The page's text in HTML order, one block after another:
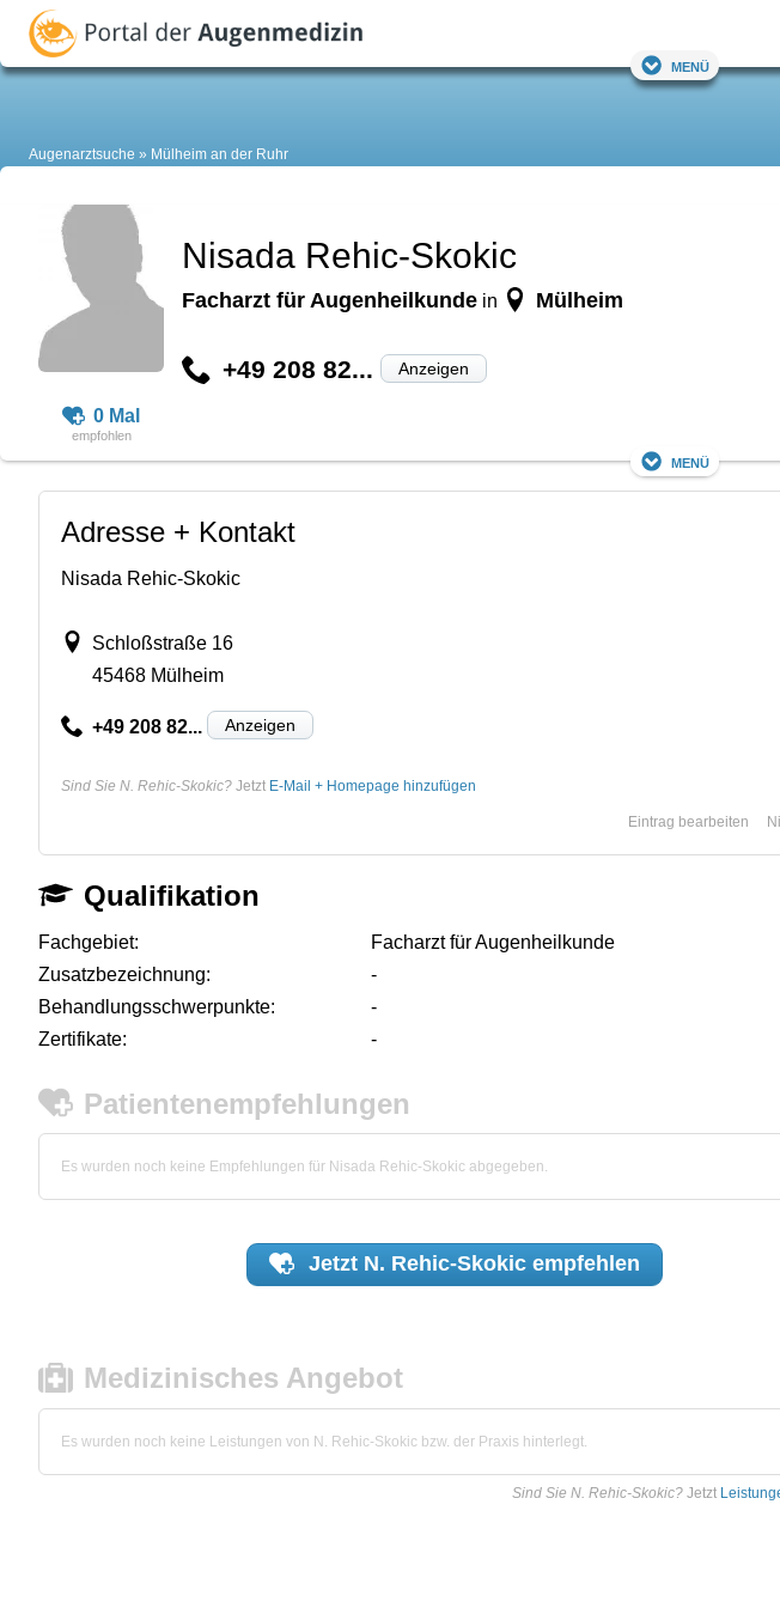
Menü
Augenarztsuche Mülheim an der Ruhr
0 Mal
Nisada Rehic-Skokic
Facharzt für Augenheilkunde in Mülheim
+49 208 82... Anzeigen
Menü
Adresse + Kontakt
Nisada Rehic-Skokic
Schloßstraße 16
45468 Mülheim
+49 208 82... Anzeigen
Sind Sie N. Rehic-Skokic? Jetzt E-Mail + Homepage hinzufügen
Eintrag bearbeiten
Qualifikation
Fachgebiet:
Facharzt für Augenheilkunde
Zusatzbezeichnung:
-
Behandlungsschwerpunkte:
-
Zertifikate:
-
Patientenempfehlungen
Es wurden noch keine Empfehlungen für Nisada Rehic-Skokic abgegeben.
Jetzt N. Rehic-Skokic empfehlen
Medizinisches Angebot
Es wurden noch keine Leistungen von N. Rehic-Skokic bzw. der Praxis hinterlegt.
Sind Sie N. Rehic-Skokic? Jetzt